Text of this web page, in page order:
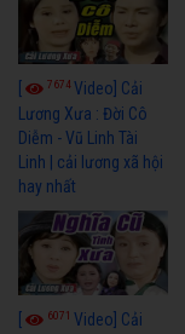
7674Video] Cải
Lương Xưa : Đời Cô
Diễm - Vũ Linh Tài
Linh | cải lương xã hội
hay nhất
6071 Video] Cải